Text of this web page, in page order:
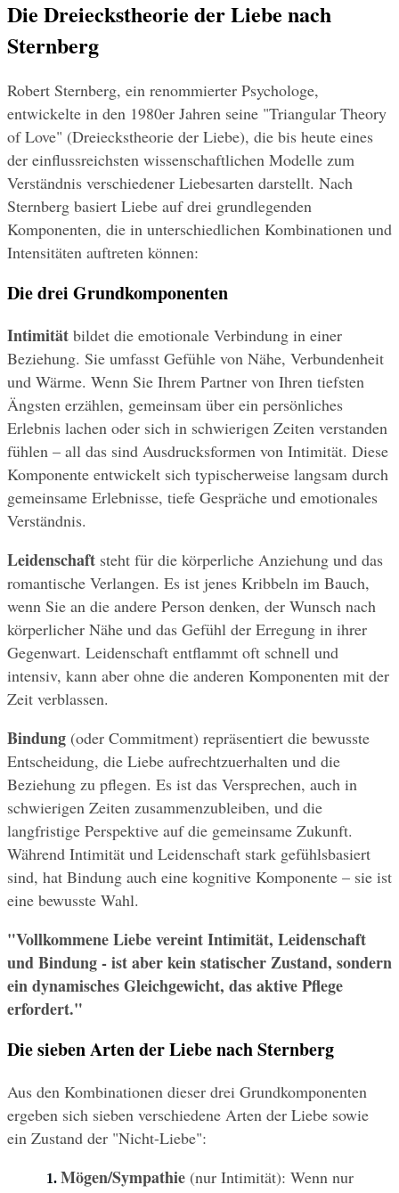
Die Dreieckstheorie der Liebe nach
Sternberg
Robert Sternberg, ein renommierter Psychologe,
entwickelte in den 1980er Jahren seine "Triangular Theory
of Love" (Dreieckstheorie der Liebe), die bis heute eines
der einflussreichsten wissenschaftlichen Modelle zum
Verständnis verschiedener Liebesarten darstellt. Nach
Sternberg basiert Liebe auf drei grundlegenden
Komponenten, die in unterschiedlichen Kombinationen und
Intensitäten auftreten können:
Die drei Grundkomponenten
Intimität bildet die emotionale Verbindung in einer
Beziehung. Sie umfasst Gefühle von Nähe, Verbundenheit
und Wärme. Wenn Sie Ihrem Partner von Ihren tiefsten
Ängsten erzählen, gemeinsam über ein persönliches
Erlebnis lachen oder sich in schwierigen Zeiten verstanden
fühlen – all das sind Ausdrucksformen von Intimität. Diese
Komponente entwickelt sich typischerweise langsam durch
gemeinsame Erlebnisse, tiefe Gespräche und emotionales
Verständnis.
Leidenschaft steht für die körperliche Anziehung und das
romantische Verlangen. Es ist jenes Kribbeln im Bauch,
wenn Sie an die andere Person denken, der Wunsch nach
körperlicher Nähe und das Gefühl der Erregung in ihrer
Gegenwart. Leidenschaft entflammt oft schnell und
intensiv, kann aber ohne die anderen Komponenten mit der
Zeit verblassen.
Bindung (oder Commitment) repräsentiert die bewusste
Entscheidung, die Liebe aufrechtzuerhalten und die
Beziehung zu pflegen. Es ist das Versprechen, auch in
schwierigen Zeiten zusammenzubleiben, und die
langfristige Perspektive auf die gemeinsame Zukunft.
Während Intimität und Leidenschaft stark gefühlsbasiert
sind, hat Bindung auch eine kognitive Komponente – sie ist
eine bewusste Wahl.
"Vollkommene Liebe vereint Intimität, Leidenschaft
und Bindung - ist aber kein statischer Zustand, sondern
ein dynamisches Gleichgewicht, das aktive Pflege
erfordert."
Die sieben Arten der Liebe nach Sternberg
Aus den Kombinationen dieser drei Grundkomponenten
ergeben sich sieben verschiedene Arten der Liebe sowie
ein Zustand der "Nicht-Liebe":
Mögen/Sympathie (nur Intimität): Wenn nur